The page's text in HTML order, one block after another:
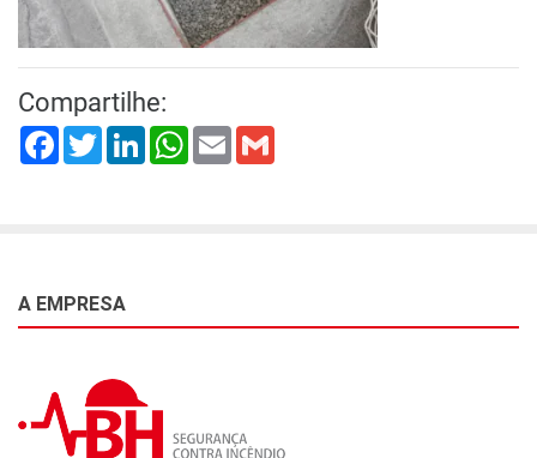
Compartilhe:
FacebookTwitterLinkedInWhatsApp
Email
A EMPRESA